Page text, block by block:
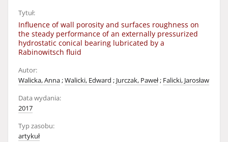
Tytuł:
Influence of wall porosity and surfaces roughness on
the steady performance of an externally pressurized
hydrostatic conical bearing lubricated by a
Rabinowitsch fluid
Autor:
Walicka, Anna;Walicki, Edward ; Jurczak, Paweł; Falicki, Jarosław
Data wydania:
2017
Typ zasobu:
artykuł